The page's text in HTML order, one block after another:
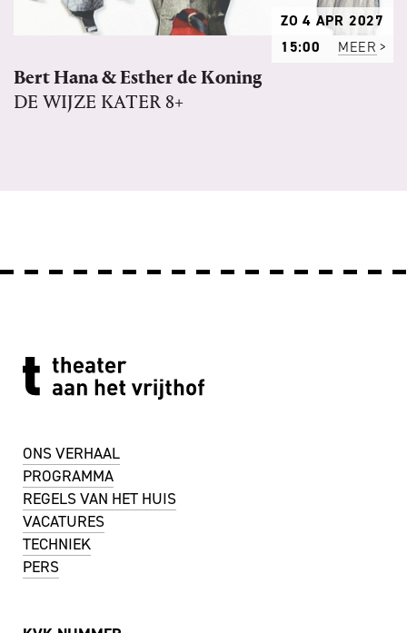
ZO 4 APR 2027
15:00
MEER
Bert Hana & Esther de Koning
DE WIJZE KATER 8+
ONS VERHAAL
PROGRAMMA
REGELS VAN HET HUIS
VACATURES
TECHNIEK
PERS